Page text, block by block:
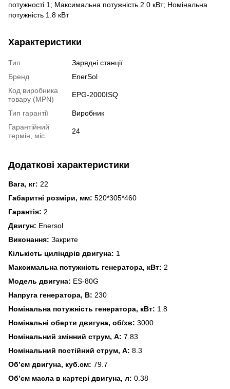
потужності 1; Максимальна потужність 2.0 кВт; Номінальна
потужність 1.8 кВт
Характеристики
Тип
Зарядні станції
Бренд
EnerSol
Код виробника
товару (MPN)
EPG-2000ISQ
Тип гарантії
Виробник
Гарантійний
термін, міс.
24
Додаткові характеристики
Вага, кг: 22
Габаритні розміри, мм: 520*305*460
Гарантія: 2
Двигун: Enersol
Виконання: Закрите
Кількість циліндрів двигуна: 1
Максимальна потужність генератора, кВт: 2
Модель двигуна: ES-80G
Напруга генератора, В: 230
Номінальна потужність генератора, кВт: 1.8
Номінальні оберти двигуна, об/хв: 3000
Номінальний змінний струм, А: 7.83
Номінальний постійний струм, А: 8.3
Об’єм двигуна, куб.см: 79.7
Об’єм масла в картері двигуна, л: 0.38